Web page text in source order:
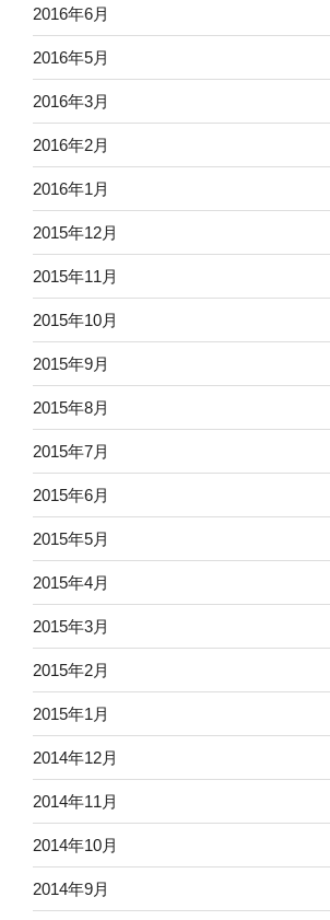
2016年6月
2016年5月
2016年3月
2016年2月
2016年1月
2015年12月
2015年11月
2015年10月
2015年9月
2015年8月
2015年7月
2015年6月
2015年5月
2015年4月
2015年3月
2015年2月
2015年1月
2014年12月
2014年11月
2014年10月
2014年9月